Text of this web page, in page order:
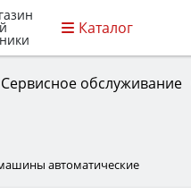
Каталог
Сервисное обслуживание
автоматические